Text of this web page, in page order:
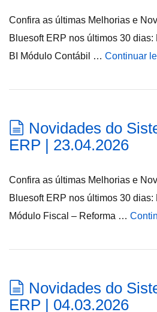
Confira as últimas Melhorias e
Bluesoft ERP nos últimos 30
BI Módulo Contábil … Continuar
Novidades do
ERP | 23.04.2026
Confira as últimas Melhorias e
Bluesoft ERP nos últimos 30 dias:
Módulo Fiscal – Reforma …
Novidades do
ERP | 04.03.2026